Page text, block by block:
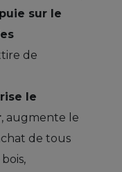
sur le
de
le
, augmente le
de tous